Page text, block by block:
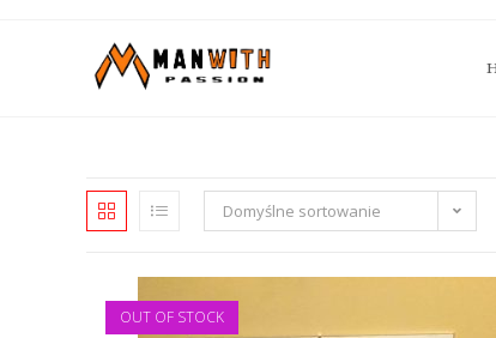
Domyślne sortowanie
OUT OF STOCK